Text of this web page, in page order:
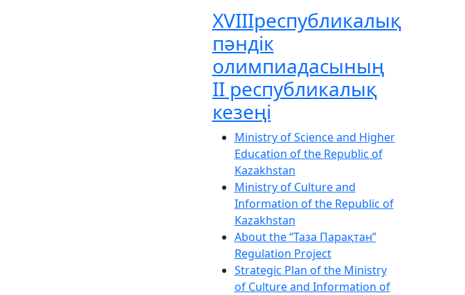
XVIIIреспубликалық
пәндік
олимпиадасының
ІІ республикалық
кезеңі
Ministry of Science and Higher
Education of the Republic of
Kazakhstan
Ministry of Culture and
Information of the Republic of
Kazakhstan
About the “Таза Парақтан”
Regulation Project
Strategic Plan of the Ministry
of Culture and Information of